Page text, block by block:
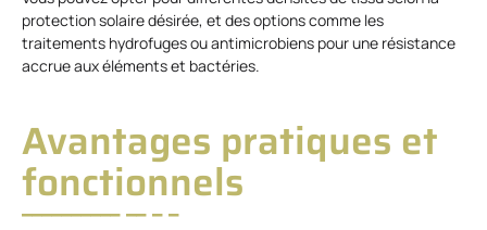
protection solaire désirée, et des options comme les
traitements hydrofuges ou antimicrobiens pour une résistance
accrue aux éléments et bactéries.
Avantages pratiques et
fonctionnels